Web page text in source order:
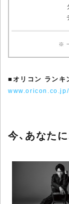
※
■オリコン ランキ
今、あなた